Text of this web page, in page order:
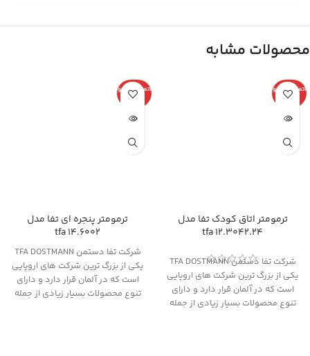
محصولات مشابه
اتمام موجو
دی
ترمومتر اتاق کودک تفا مدل
12.3042.24 tfa
شرکت تفا دستمن TFA DOSTMANN
یکی از بزرگ ترین شرکت های اروپایی
است که در آلمان قرار دارد و دارای
تنوع محصولات بسیار زیادی از جمله
اتمام موجو
دی
ترمومتر پنجره ای تفا مدل
14.6002 tfa
شرکت تفا دستمن TFA DOSTMANN
یکی از بزرگ ترین شرکت های اروپایی
است که در آلمان قرار دارد و دارای
تنوع محصولات بسیار زیادی از جمله